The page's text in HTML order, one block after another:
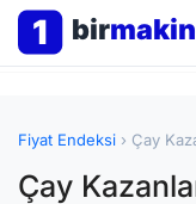
1 bir
Fiyat Endeksi › Çay
Çay